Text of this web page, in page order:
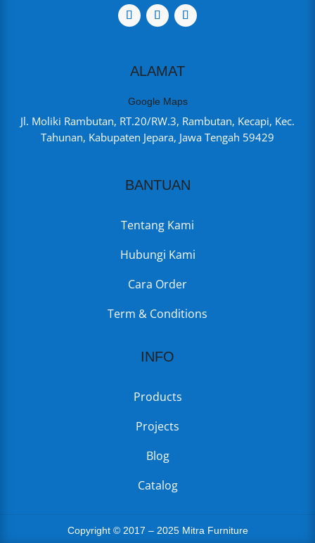
ALAMAT
Google Maps
Jl. Moliki Rambutan, RT.20/RW.3, Rambutan, Kecapi, Kec.
Tahunan, Kabupaten Jepara, Jawa Tengah 59429
BANTUAN
Tentang Kami
Hubungi Kami
Cara Order
Term & Conditions
INFO
Products
Projects
Blog
Catalog
Copyright © 2017 – 2025 Mitra Furniture